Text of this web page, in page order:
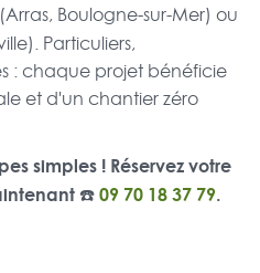
(Arras, Boulogne-sur-Mer) ou
Particuliers,
: chaque projet bénéficie
et d'un chantier zéro
simples ! Réservez votre
☎️09 70 18 37 79.